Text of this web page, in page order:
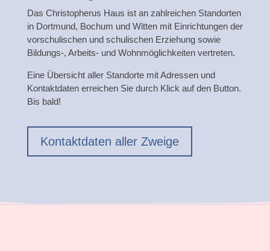
Das Christopherus Haus ist an zahlreichen Standorten
in Dortmund, Bochum und Witten mit Einrichtungen der
vorschulischen und schulischen Erziehung sowie
Bildungs-, Arbeits- und Wohnmöglichkeiten vertreten.
Eine Übersicht aller Standorte mit Adressen und
Kontaktdaten erreichen Sie durch Klick auf den Button.
Bis bald!
Kontaktdaten aller Zweige